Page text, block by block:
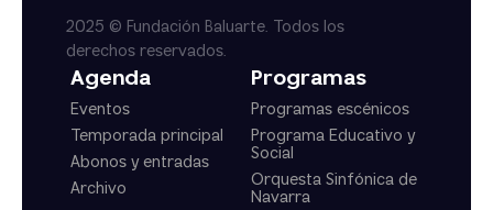
2025 © Fundación Baluarte. Todos los
derechos reservados.
Agenda
Eventos
Temporada principal
Abonos y entradas
Archivo
Programas
Programas escénicos
Programa Educativo y
Social
Orquesta Sinfónica de
Navarra